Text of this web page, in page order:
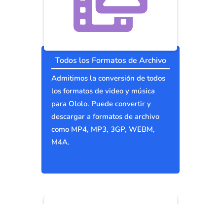
Todos los Formatos de Archivo
Admitimos la conversión de todos
los formatos de video y música
para Ololo. Puede convertir y
descargar a formatos de archivo
como MP4, MP3, 3GP, WEBM,
M4A.